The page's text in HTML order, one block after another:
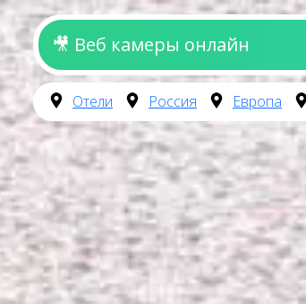
🎥 Веб камеры онлайн
Отели Россия Европа